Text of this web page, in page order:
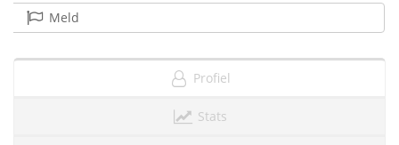
Meld
Profiel
Stats